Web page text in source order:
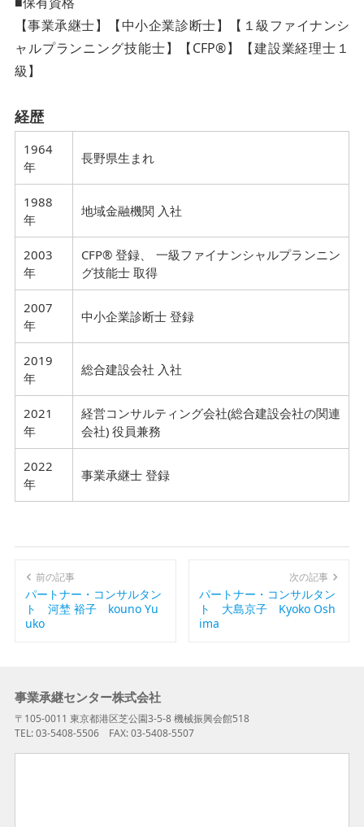
【事業承継士】【中小企業診断士】【１級ファイナンシ
ャルプランニング技能士】【CFP®】【建設業経理士１
級】
経歴
1964
年
長野県生まれ
1988
年
地域金融機関 入社
2003
年
CFP® 登録、 一級ファイナンシャルプランニン
グ技能士 取得
2007
年
中小企業診断士 登録
2019
年
総合建設会社 入社
2021
年
経営コンサルティング会社(総合建設会社の関連
会社) 役員兼務
2022
年
事業承継士 登録
前の記事
パートナー・コンサルタン
ト 河埜 裕子 kouno Yu
uko
次の記事
パートナー・コンサルタン
ト 大島京子 Kyoko Osh
ima
事業承継センター株式会社
〒105-0011 東京都港区芝公園3-5-8 機械振興会館518
TEL: 03-5408-5506 FAX: 03-5408-5507